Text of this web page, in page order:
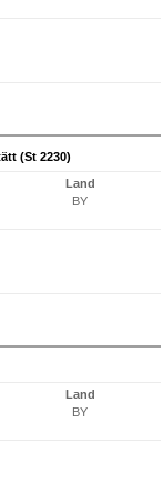
(St 2230)
Land
BY
Land
BY